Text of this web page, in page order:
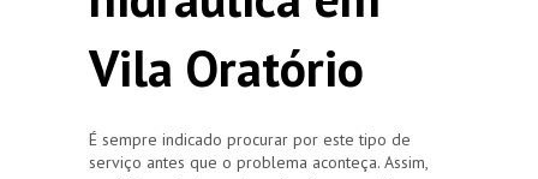
Vila Oratório
É sempre indicado procurar por este tipo de
serviço antes que o problema aconteça. Assim,